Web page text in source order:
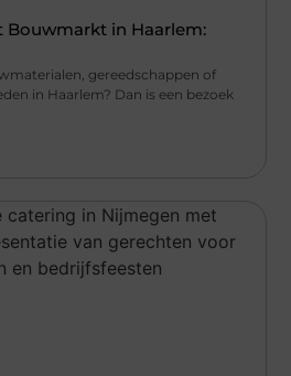
Bouwmarkt in Haarlem:
gereedschappen of
in Haarlem? Dan is een bezoek